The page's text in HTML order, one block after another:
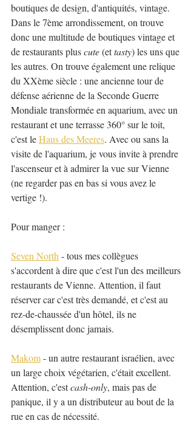
boutiques de design, d'antiquités, vintage.
Dans le 7ème arrondissement, on trouve
donc une multitude de boutiques vintage et
de restaurants plus cute (et tasty) les uns que
les autres. On trouve également une relique
du XXème siècle : une ancienne tour de
défense aérienne de la Seconde Guerre
Mondiale transformée en aquarium, avec un
restaurant et une terrasse 360° sur le toit,
c'est le Haus des Meeres. Avec ou sans la
visite de l'aquarium, je vous invite à prendre
l'ascenseur et à admirer la vue sur Vienne
(ne regarder pas en bas si vous avez le
vertige !).
Pour manger :
Seven North - tous mes collègues
s'accordent à dire que c'est l'un des meilleurs
restaurants de Vienne. Attention, il faut
réserver car c'est très demandé, et c'est au
rez-de-chaussée d'un hôtel, ils ne
désemplissent donc jamais.
Makom - un autre restaurant israélien, avec
un large choix végétarien, c'était excellent.
Attention, c'est cash-only, mais pas de
panique, il y a un distributeur au bout de la
rue en cas de nécessité.